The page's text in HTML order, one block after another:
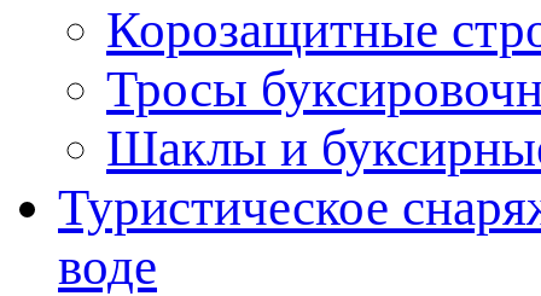
Корозащитные
Тросы
Шаклы и
Туристическое
воде